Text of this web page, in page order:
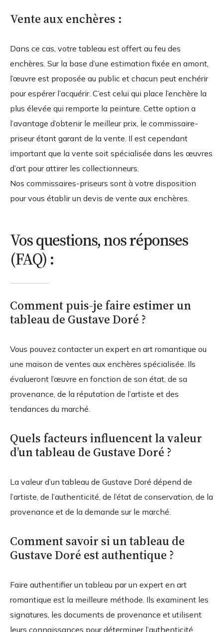
Vente aux enchères :
Dans ce cas, votre tableau est offert au feu des
enchères. Sur la base d’une estimation fixée en amont,
l’œuvre est proposée au public et chacun peut enchérir
pour espérer l’acquérir. C’est celui qui place l’enchère la
plus élevée qui remporte la peinture. Cette option a
l’avantage d’obtenir le meilleur prix, le commissaire-
priseur étant garant de la vente. Il est cependant
important que la vente soit spécialisée dans les œuvres
d’art pour attirer les collectionneurs.
Nos commissaires-priseurs sont à votre disposition
pour vous établir un devis de vente aux enchères.
Vos questions, nos réponses
(FAQ) :
Comment puis-je faire estimer un
tableau de Gustave Doré ?
Vous pouvez contacter un expert en art romantique ou
une maison de ventes aux enchères spécialisée. Ils
évalueront l’œuvre en fonction de son état, de sa
provenance, de la réputation de l’artiste et des
tendances du marché.
Quels facteurs influencent la valeur
d’un tableau de Gustave Doré ?
La valeur d’un tableau de Gustave Doré dépend de
l’artiste, de l’authenticité, de l’état de conservation, de la
provenance et de la demande sur le marché.
Comment savoir si un tableau de
Gustave Doré est authentique ?
Faire authentifier un tableau par un expert en art
romantique est la meilleure méthode. Ils examinent les
signatures, les documents de provenance et utilisent
leurs connaissances pour déterminer l’authenticité.